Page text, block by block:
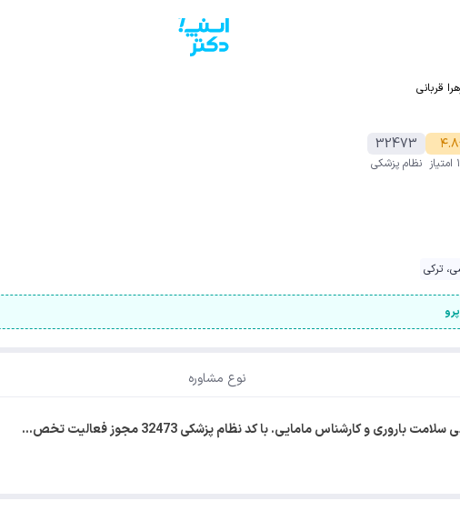
قربانی
۴.۸ 32473
نظام پزشکی
ترکی
نوع مشاوره
و کارشناس مامایی. با کد نظام پزشکی 32473 مجوز فعالیت تخص…